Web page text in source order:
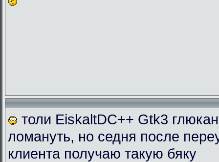
толи EiskaltDC++ Gtk3
ломануть, но седня после
клиента получаю такую бяку